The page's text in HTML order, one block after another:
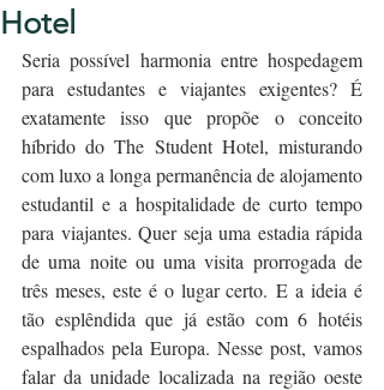
Hotel
Seria possível harmonia entre hospedagem
para estudantes e viajantes exigentes? É
exatamente isso que propõe o conceito
híbrido do The Student Hotel, misturando
com luxo a longa permanência de alojamento
estudantil e a hospitalidade de curto tempo
para viajantes. Quer seja uma estadia rápida
de uma noite ou uma visita prorrogada de
três meses, este é o lugar certo. E a ideia é
tão esplêndida que já estão com 6 hotéis
espalhados pela Europa. Nesse post, vamos
falar da unidade localizada na região oeste